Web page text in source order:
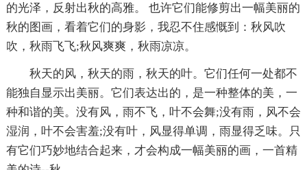
的光泽，反射出秋的高雅。 也许它们能修剪出一幅美丽的
秋的图画，看着它们的身影，我忍不住感慨到：秋风吹
吹，秋雨飞飞;秋风爽爽，秋雨凉凉。
秋天的风，秋天的雨，秋天的叶。它们任何一处都不
能独自显示出美丽。它们表达出的，是一种整体的美，一
种和谐的美。没有风，雨不飞，叶不会舞;没有雨，风不会
湿润，叶不会害羞;没有叶，风显得单调，雨显得乏味。只
有它们巧妙地结合起来，才会构成一幅美丽的画，一首精